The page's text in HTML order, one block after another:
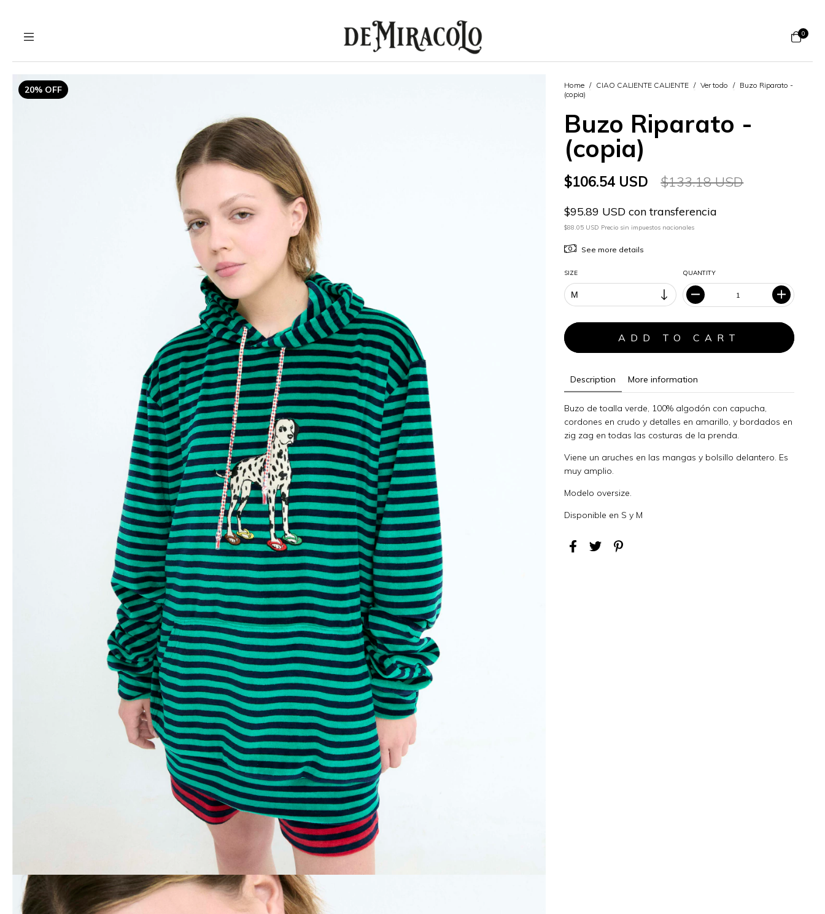
0
20% OFF Home / CIAO CALIENTE CALIENTE / Ver todo / Buzo Riparato -
(copia)
Buzo Riparato -
(copia)
$106.54 USD $133.18 USD
$95.89 USD con transferencia
$88.05 USD Precio sin impuestos nacionales
See more details
SIZE QUANTITY
Description More information
Buzo de toalla verde, 100% algodón con capucha,
cordones en crudo y detalles en amarillo, y bordados en
zig zag en todas las costuras de la prenda.
Viene un aruches en las mangas y bolsillo delantero. Es
muy amplio.
Modelo oversize.
Disponible en S y M